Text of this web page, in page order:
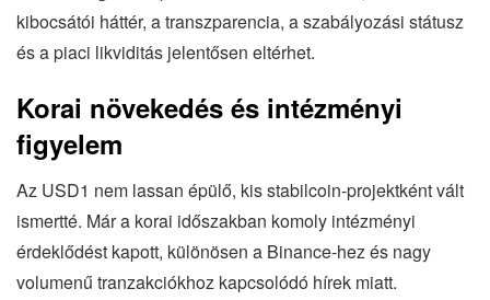
kibocsátói háttér, a transzparencia, a szabályozási státusz
és a piaci likviditás jelentősen eltérhet.
Korai növekedés és intézményi
figyelem
Az USD1 nem lassan épülő, kis stabilcoin-projektként vált
ismertté. Már a korai időszakban komoly intézményi
érdeklődést kapott, különösen a Binance-hez és nagy
volumenű tranzakciókhoz kapcsolódó hírek miatt.